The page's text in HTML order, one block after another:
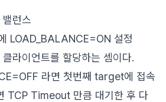
런스
LOAD_BALANCE=ON 설정
라이언트를 할당하는 셈이다.
라면 첫번째 target에 접속
TCP Timeout 만큼 대기한 후 다